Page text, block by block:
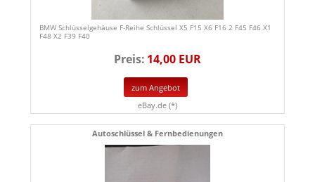
BMW Schlüsselgehäuse F-Reihe Schlüssel X5 F15 X6 F16 2 F45 F46 X1
F48 X2 F39 F40
Preis: 14,00 EUR
zum Angebot
eBay.de (*)
Autoschlüssel & Fernbedienungen